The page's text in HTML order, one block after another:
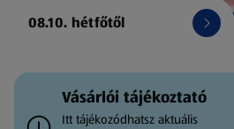
08.10. hétfőtől
Vásárlói tájékoztató
Itt tájékozódhatsz aktuális